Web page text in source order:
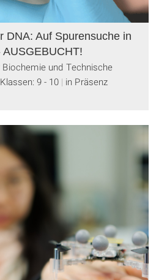
DNA: Auf Spurensuche in
und Technische
Klassen: 9 - 10 in Präsenz